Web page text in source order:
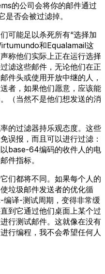
的公司会将你的邮件通过
否会被过滤掉。
可能足以杀死所有“选择加
和Equalamail这
称他们实际上正在运行选择
滤这些邮件，无论他们在正
件头或使用开放中继的人，
者，如果他们愿意，应该能
（当然不是他们想发送的消
的过滤器持乐观态度。这些
误报，而且可以进行过滤：
base-64编码的收件人的电
件指标。
们都将不同。如果每个人的
垃圾邮件发送者的优化循
编译-测试周期，变得非常缓
到它通过他们桌面上某个过
行测试邮件。这就像在没有
行编程，我不会希望任何人